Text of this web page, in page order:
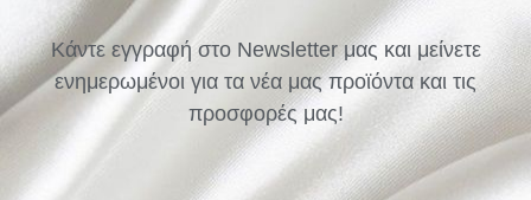
Κάντε εγγραφή στο Newsletter μας και μείνετε
ενημερωμένοι για τα νέα μας προϊόντα και τις
προσφορές μας!